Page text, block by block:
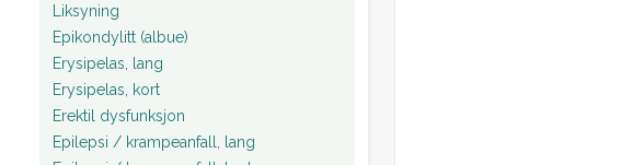
Liksyning
Epikondylitt (albue)
Erysipelas, lang
Erysipelas, kort
Erektil dysfunksjon
Epilepsi / krampeanfall, lang